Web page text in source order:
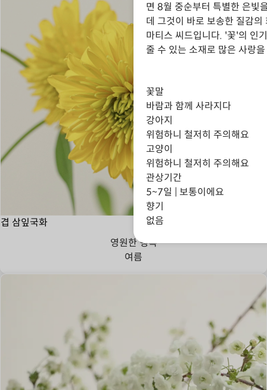
겹 삼잎국화
영원한 행복
여름
바람과 함
면 8월 중순부터 특별한 은빛
데 그것이 바로 보송한 질감
마티스 씨드입니다. '꽃'의 인
줄 수 있는 소재로 많은 사랑
꽃말
바람과 함께 사라지다
강아지
위험하니 철저히 주의해요
고양이
위험하니 철저히 주의해요
관상기간
5~7일 | 보통이에요
향기
없음